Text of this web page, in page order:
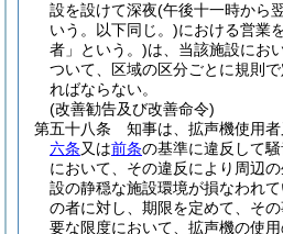
設を設けて深夜(午後十一時から
いう。以下同じ。)における営業
者」という。)は、当該施設にお
ついて、区域の区分ごとに規則
ればならない。
(改善勧告及び改善命令)
第五十八条
知事は、拡声機使用
六条又は前条の基準に違反して
において、その違反により周辺
設の静穏な施設環境が損なわれ
の者に対し、期限を定めて、そ
要な限度において、拡声機の使